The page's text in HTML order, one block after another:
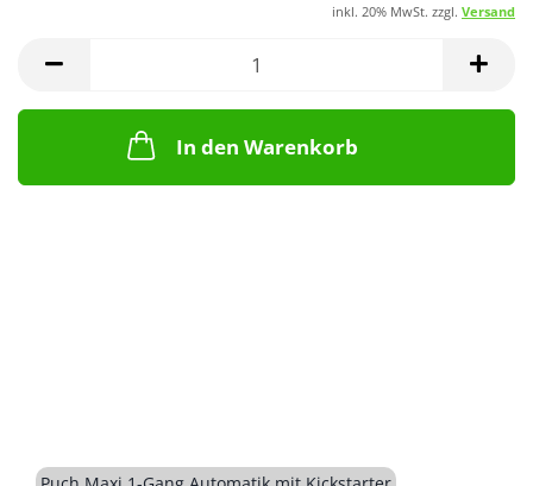
inkl. 20% MwSt. zzgl. Versand
In den Warenkorb